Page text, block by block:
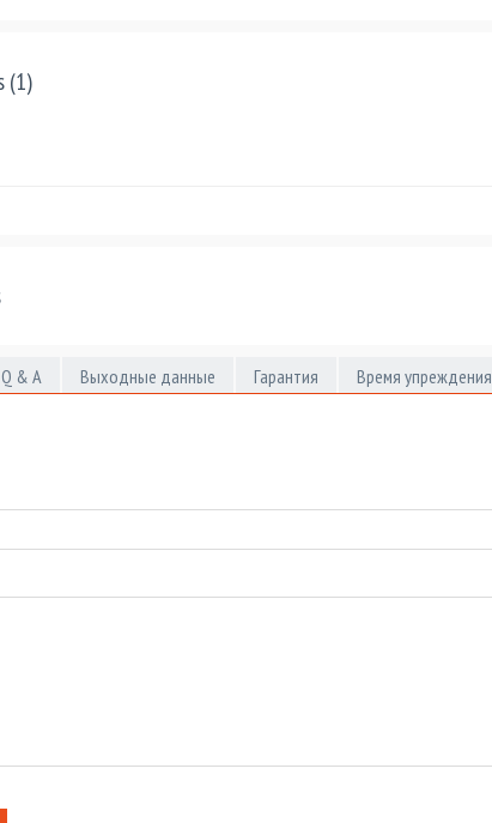
(1)
Q & A Выходные данные Гарантия Время упреждения